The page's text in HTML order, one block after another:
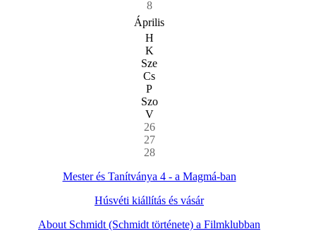
8
Április
H
K
Sze
Cs
P
Szo
V
26
27
28
Mester és Tanítványa 4 - a Magmá-ban
Húsvéti kiállítás és vásár
About Schmidt (Schmidt története) a Filmklubban